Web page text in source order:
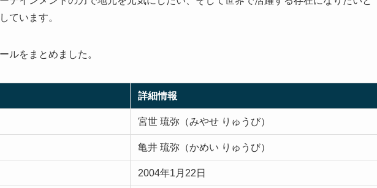
ています。
ルをまとめました。
詳細情報
宮世 琉弥（みやせ りゅうび）
亀井 琉弥（かめい りゅうび）
2004年1月22日